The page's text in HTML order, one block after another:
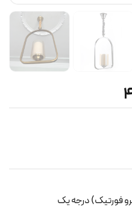
فورتیک) درجه یک